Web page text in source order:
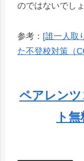
のではないでしょ
参考： [誰一人取
た不登校対策（
ペアレンツ
ト